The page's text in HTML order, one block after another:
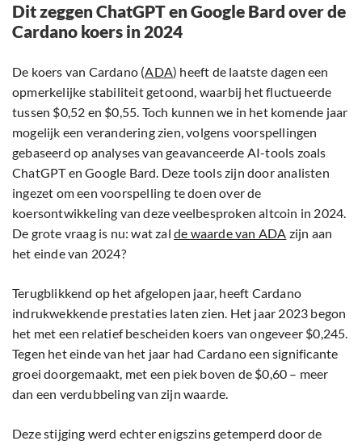
Dit zeggen ChatGPT en Google Bard over de
Cardano koers in 2024
De koers van Cardano (ADA) heeft de laatste dagen een
opmerkelijke stabiliteit getoond, waarbij het fluctueerde
tussen $0,52 en $0,55. Toch kunnen we in het komende jaar
mogelijk een verandering zien, volgens voorspellingen
gebaseerd op analyses van geavanceerde AI-tools zoals
ChatGPT en Google Bard. Deze tools zijn door analisten
ingezet om een voorspelling te doen over de
koersontwikkeling van deze veelbesproken altcoin in 2024.
De grote vraag is nu: wat zal de waarde van ADA zijn aan
het einde van 2024?
Terugblikkend op het afgelopen jaar, heeft Cardano
indrukwekkende prestaties laten zien. Het jaar 2023 begon
het met een relatief bescheiden koers van ongeveer $0,245.
Tegen het einde van het jaar had Cardano een significante
groei doorgemaakt, met een piek boven de $0,60 – meer
dan een verdubbeling van zijn waarde.
Deze stijging werd echter enigszins getemperd door de